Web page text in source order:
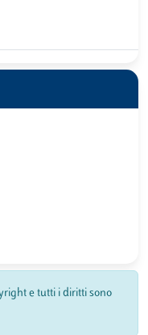
e tutti i diritti sono